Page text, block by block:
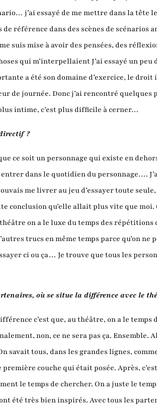
j’ai essayé de me mettre dans la tête
référence dans des scènes de scénarios
suis mise à avoir des pensées, des
qui m’interpellaient J’ai essayé un
a été son domaine d’exercice, le
de journée. Donc j’ai rencontré quelques
intime, c’est plus difficile à cerner…
?
ce soit un personnage qui existe en
dans le quotidien du personnage….
me livrer au jeu d’essayer toute
conclusion qu’elle allait plus vite que
théâtre on a le luxe du temps des
trucs en même temps parce qu’on
ci ou ça… Je trouve que tous les
où se situe la différence avec le
c’est que, au théâtre, on a le
non, ce ne sera pas ça.
savait tous, dans les grandes lignes,
couche qui était posée. Après,
le temps de chercher. On a juste le
été très bien inspirés. Avec tous les